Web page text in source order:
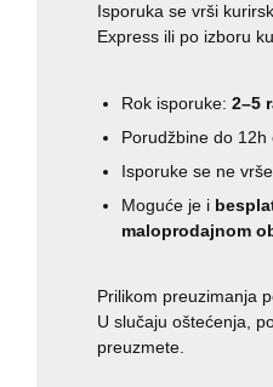
Isporuka se vrši
Express ili po izboru
Rok isporuke: 2–5
Porudžbine do
Isporuke se ne
Moguće je i
maloprodajnom
Prilikom preuzimanja
U slučaju oštećenja,
preuzmete.